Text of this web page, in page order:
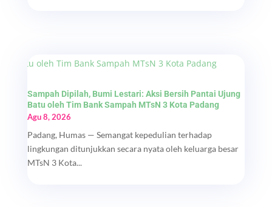
Sampah Dipilah, Bumi Lestari: Aksi Bersih Pantai Ujung
Batu oleh Tim Bank Sampah MTsN 3 Kota Padang
Agu 8, 2026
Padang, Humas — Semangat kepedulian terhadap
lingkungan ditunjukkan secara nyata oleh keluarga besar
MTsN 3 Kota...